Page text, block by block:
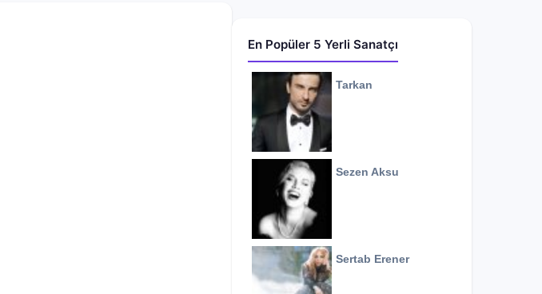
En Popüler 5 Yerli Sanatçı
Tarkan
Sezen Aksu
Sertab Erener